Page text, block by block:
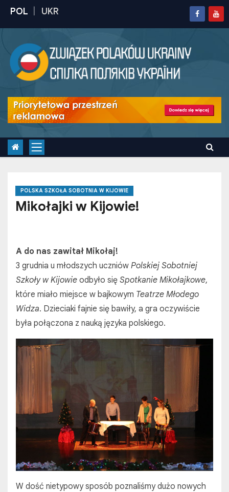
t
POLSKA SZKOŁA SOBOTNIA W KIJOWIE
Mikołajki w Kijowie!
A do nas zawitał Mikołaj!
3 grudnia u młodszych uczniów Polskiej Sobotniej
Szkoły w Kijowie odbyło się Spotkanie Mikołajkowe,
które miało miejsce w bajkowym Teatrze Młodego
Widza. Dzieciaki fajnie się bawiły, a gra oczywiście
była połączona z nauką języka polskiego.
W dość nietypowy sposób poznaliśmy dużo nowych